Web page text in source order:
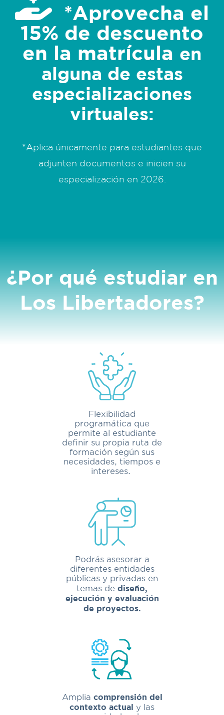
*Aprovecha el
15% de descuento
en la matrícula en
alguna de estas
especializaciones
virtuales:
*Aplica únicamente para estudiantes que
adjunten documentos e inicien su
especialización en 2026.
¿Por qué estudiar en
Los Libertadores?
Flexibilidad
programática que
permite al estudiante
definir su propia ruta de
formación según sus
necesidades, tiempos e
intereses.
Podrás asesorar a
diferentes entidades
públicas y privadas en
temas de diseño,
ejecución y evaluación
de proyectos.
Amplia comprensión del
contexto actual y las